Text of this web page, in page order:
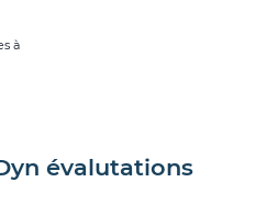
à
évalutations